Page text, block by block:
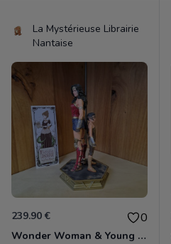
La Mystérieuse Librairie
Nantaise
239.90 € 0
Wonder Woman & Young Diana (tirée de "Wonder Woman 1984")